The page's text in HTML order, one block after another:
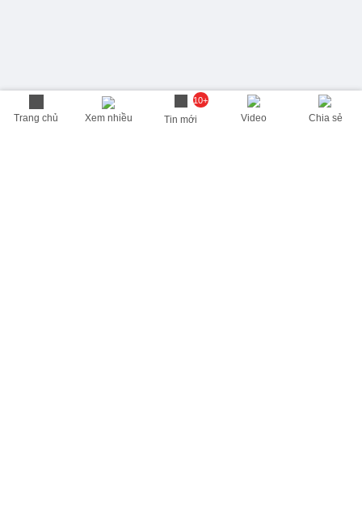
Trang chủ Xem nhiều
10+
Tin mới Video Chia sẻ